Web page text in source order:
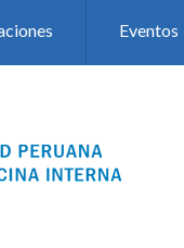
Eventos